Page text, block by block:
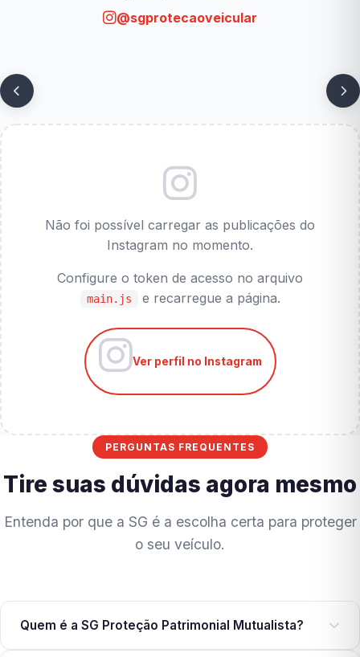
@sgprotecaoveicular
Não foi possível carregar as publicações do
Instagram no momento.
Configure o token de acesso no arquivo
main.js e recarregue a página.
Ver perfil no Instagram
PERGUNTAS FREQUENTES
Tire suas dúvidas agora mesmo
Entenda por que a SG é a escolha certa para proteger
o seu veículo.
Quem é a SG Proteção Patrimonial Mutualista?